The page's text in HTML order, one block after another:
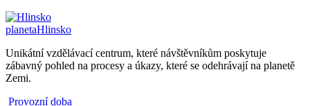
planetaHlinsko
Unikátní vzdělávací centrum, které návštěvníkům poskytuje
zábavný pohled na procesy a úkazy, které se odehrávají na planetě
Zemi.
Provozní doba